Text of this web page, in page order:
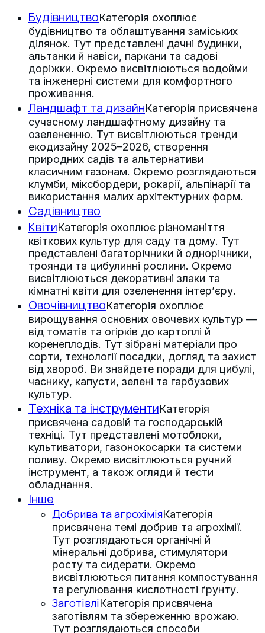
БудівництвоКатегорія охоплює
будівництво та облаштування заміських
ділянок. Тут представлені дачні будинки,
альтанки й навіси, паркани та садові
доріжки. Окремо висвітлюються водойми
та інженерні системи для комфортного
проживання.
Ландшафт та дизайнКатегорія присвячена
сучасному ландшафтному дизайну та
озелененню. Тут висвітлюються тренди
екодизайну 2025–2026, створення
природних садів та альтернативи
класичним газонам. Окремо розглядаються
клумби, міксбордери, рокарії, альпінарії та
використання малих архітектурних форм.
Садівництво
КвітиКатегорія охоплює різноманіття
квіткових культур для саду та дому. Тут
представлені багаторічники й однорічники,
троянди та цибулинні рослини. Окремо
висвітлюються декоративні злаки та
кімнатні квіти для озеленення інтер’єру.
ОвочівництвоКатегорія охоплює
вирощування основних овочевих культур —
від томатів та огірків до картоплі й
коренеплодів. Тут зібрані матеріали про
сорти, технології посадки, догляд та захист
від хвороб. Ви знайдете поради для цибулі,
часнику, капусти, зелені та гарбузових
культур.
Техніка та інструментиКатегорія
присвячена садовій та господарській
техніці. Тут представлені мотоблоки,
культиватори, газонокосарки та системи
поливу. Окремо висвітлюються ручний
інструмент, а також огляди й тести
обладнання.
Інше
Добрива та агрохіміяКатегорія
присвячена темі добрив та агрохімії.
Тут розглядаються органічні й
мінеральні добрива, стимулятори
росту та сидерати. Окремо
висвітлюються питання компостування
та регулювання кислотності ґрунту.
ЗаготівліКатегорія присвячена
заготівлям та збереженню врожаю.
Тут розглядаються способи